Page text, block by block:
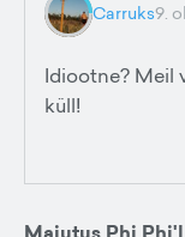
Carruks9.
Idiootne? Meil
küll!